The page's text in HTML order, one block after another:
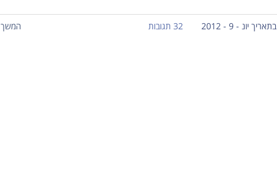
בתאריך יונ - 9 - 2012 32 תגובות המשך